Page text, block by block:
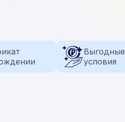
Выгодные
условия